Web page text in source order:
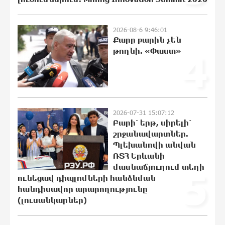
զորակցություն է հայտնում Ամենայն
Հայոց Կաթողիկոսին
20:43:42 6-08-2026
Ավտովթար՝ Կոտայքի մարզում.
Զովունի-Եղվարդ ճանապարհին
բախվել են «Alfa Romeo»-ն և «Opel»-ը.
կա վիրավոր
20:26:38 6-08-2026
Արժևորվում է Շիրակի երգիծական
բանահյուսությունը
20:08:02 6-08-2026
Վրաստանում պետական ​​
պաշտոնյային կաշառելու փորձի
2026-08-6 9:46:01
Քարը քարին չեն
թողնի. «Փաստ»
2026-07-31 15:07:12
Բարի՛ երթ, սիրելի՛
շրջանավարտներ.
Պլեխանովի անվան
ՌՏՀ Երևանի
մասնաճյուղում տեղի
ունեցավ դիպլոմների հանձնման
հանդիսավոր արարողությունը
(լուսանկարներ)